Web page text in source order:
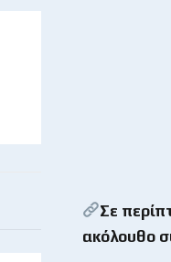
Σε
ακόλουθο